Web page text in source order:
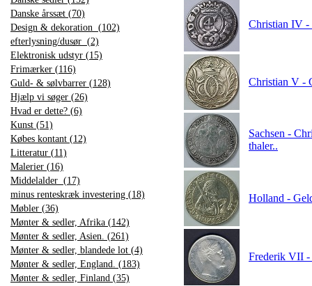
Danske årssæt (70)
Design & dekoration (102)
efterlysning/dusør (2)
Elektronisk udstyr (15)
Frimærker (116)
Guld- & sølvbarrer (128)
Hjælp vi søger (26)
Hvad er dette? (6)
Kunst (51)
Købes kontant (12)
Litteratur (11)
Malerier (16)
Middelalder (17)
minus renteskræk investering (18)
Møbler (36)
Mønter & sedler, Afrika (142)
Mønter & sedler, Asien. (261)
Mønter & sedler, blandede lot (4)
Mønter & sedler, England. (183)
Mønter & sedler, Finland (35)
Christian IV -
Christian V -
Sachsen -
thaler..
Holland -
Frederik VII -